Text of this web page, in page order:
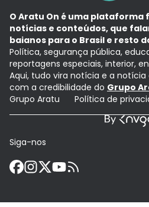
O Aratu On é uma plataforma
notícias e conteúdos, que
baianos para o Brasil e resto
Política, segurança pública,
reportagens especiais, interior,
Aqui, tudo vira notícia e a
com a credibilidade do Grupo
Grupo Aratu
Política de
Siga-nos